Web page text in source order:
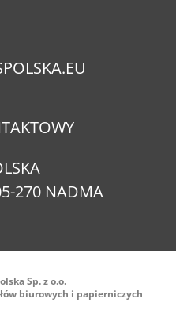
270 NADMA
Sp. z o.o.
biurowych i papierniczych